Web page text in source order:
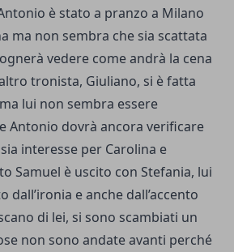
è stato a pranzo a Milano
ma non sembra che sia scattata
vedere come andrà la cena
tronista, Giuliano, si è fatta
lui non sembra essere
Antonio dovrà ancora verificare
interesse per Carolina e
Samuel è uscito con Stefania, lui
dall’ironia e anche dall’accento
di lei, si sono scambiati un
non sono andate avanti perché